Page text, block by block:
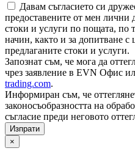
Давам съгласието си
предоставените от мен лични
стоки и услуги по пощата, по
начин, както и за допитване с
предлаганите стоки и услуги.
Запознат съм, че мога да
чрез заявление в EVN Офис
trading.com.
Информиран съм, че
законосъобразността на
съгласие преди неговото
×